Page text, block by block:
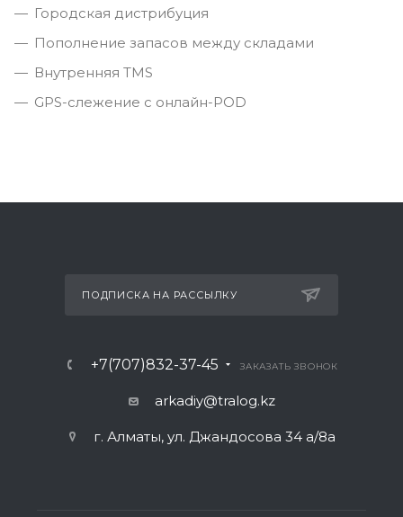
Городская дистрибуция
Пополнение запасов между складами
Внутренняя TMS
GPS-слежение с онлайн-POD
ПОДПИСКА НА РАССЫЛКУ
+7(707)832-37-45 ЗАКАЗАТЬ ЗВОНОК
arkadiy@tralog.kz
г. Алматы, ул. Джандосова 34 а/8а